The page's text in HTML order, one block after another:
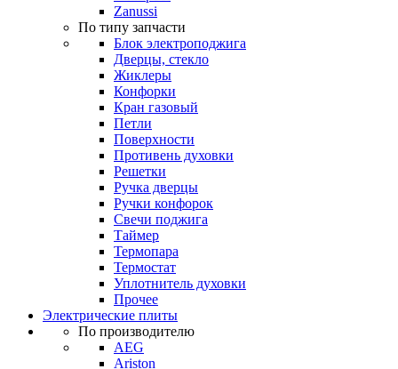
Zanussi
По типу запчасти
Блок электроподжига
Дверцы, стекло
Жиклеры
Конфорки
Кран газовый
Петли
Поверхности
Противень духовки
Решетки
Ручка дверцы
Ручки конфорок
Свечи поджига
Таймер
Термопара
Термостат
Уплотнитель духовки
Прочее
Электрические плиты
По производителю
AEG
Ariston